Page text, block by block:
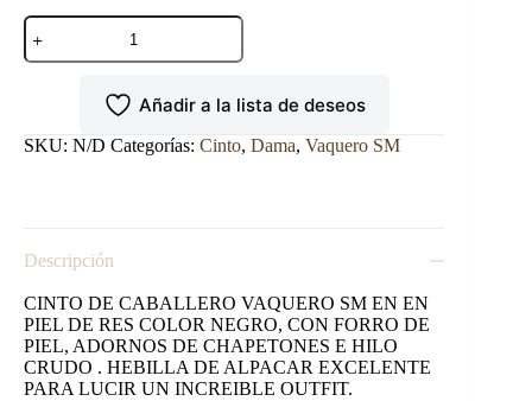
CINTO
VAQUERO
SM
cantidad
Añadir a la lista de deseos
SKU: N/D Categorías: Cinto, Dama, Vaquero SM
Descripción
CINTO DE CABALLERO VAQUERO SM EN EN
PIEL DE RES COLOR NEGRO, CON FORRO DE
PIEL, ADORNOS DE CHAPETONES E HILO
CRUDO . HEBILLA DE ALPACAR EXCELENTE
PARA LUCIR UN INCREIBLE OUTFIT.